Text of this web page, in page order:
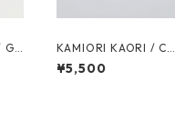
GR
KAMIORI KAORI / CH
EVAL REF2 necklace
¥5,500